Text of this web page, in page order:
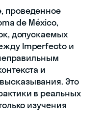
проведенное
de México,
допускаемых
Imperfecto и
и
Это
в реальных
изучения